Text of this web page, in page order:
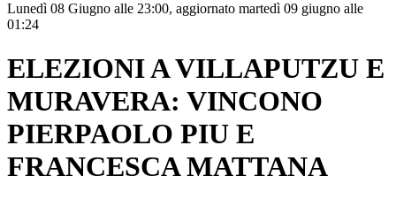
Lunedì 08 Giugno alle 23:00, aggiornato martedì 09 giugno alle
01:24
ELEZIONI A VILLAPUTZU E
MURAVERA: VINCONO
PIERPAOLO PIU E
FRANCESCA MATTANA